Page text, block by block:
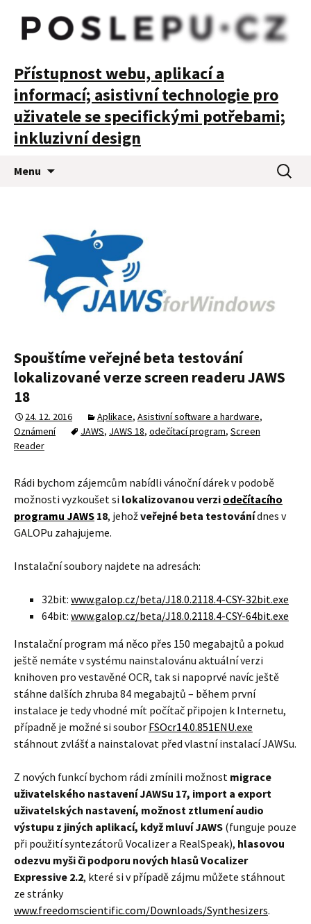
POSLEPU
Přístupnost webu, aplikací a
informací; asistivní technologie pro
uživatele se specifickými potřebami;
inkluzivní design
Menu
Spouštíme veřejné beta testování
lokalizované verze screen readeru JAWS
18
24. 12. 2016 Aplikace, Asistivní software a hardware,
Oznámení
JAWS, JAWS 18, odečítací program, Screen
Reader
Rádi bychom zájemcům nabídli vánoční dárek v podobě
možnosti vyzkoušet si lokalizovanou verzi odečítacího
programu JAWS 18, jehožveřejné beta testovánídnes v
GALOPu zahajujeme.
Instalační soubory najdete na adresách:
32bit: www.galop.cz/beta/J18.0.2118.4-CSY-32bit.exe
64bit: www.galop.cz/beta/J18.0.2118.4-CSY-64bit.exe
Instalační program má něco přes 150 megabajtů a pokud
ještě nemáte v systému nainstalovánu aktuální verzi
knihoven pro vestavěné OCR, tak si napoprvé navíc ještě
stáhne dalších zhruba 84 megabajtů – během první
instalace je tedy vhodné mít počítač připojen k Internetu,
případně je možné si soubor FSOcr14.0.851ENU.exe
stáhnout zvlášť a nainstalovat před vlastní instalací JAWSu.
Z nových funkcí bychom rádi zmínili možnost migrace
uživatelského nastavení JAWSu 17, import a export
uživatelských nastavení, možnost ztlumení audio
výstupu z jiných aplikací, když mluví JAWS (funguje pouze
při použití syntezátorů Vocalizer a RealSpeak), hlasovou
odezvu myši či podporu nových hlasů Vocalizer
Expressive 2.2, které si v případě zájmu můžete stáhnout
ze stránky
www.freedomscientific.com/Downloads/Synthesizers.